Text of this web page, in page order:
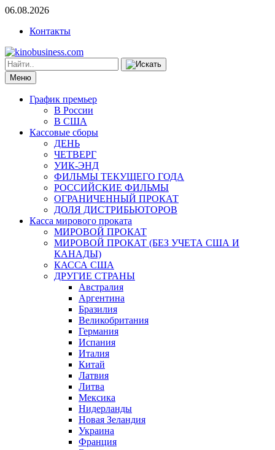
06.08.2026
Контакты
Меню
График премьер
В России
В США
Кассовые сборы
ДЕНЬ
ЧЕТВЕРГ
УИК-ЭНД
ФИЛЬМЫ ТЕКУЩЕГО ГОДА
РОССИЙСКИЕ ФИЛЬМЫ
ОГРАНИЧЕННЫЙ ПРОКАТ
ДОЛЯ ДИСТРИБЬЮТОРОВ
Касса мирового проката
МИРОВОЙ ПРОКАТ
МИРОВОЙ ПРОКАТ (БЕЗ УЧЕТА США И
КАНАДЫ)
КАССА США
ДРУГИЕ СТРАНЫ
Австралия
Аргентина
Бразилия
Великобритания
Германия
Испания
Италия
Китай
Латвия
Литва
Мексика
Нидерланды
Новая Зеландия
Украина
Франция